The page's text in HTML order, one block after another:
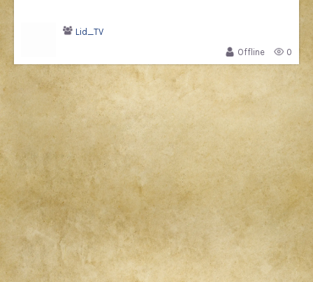
Lid_TV
Offline
0